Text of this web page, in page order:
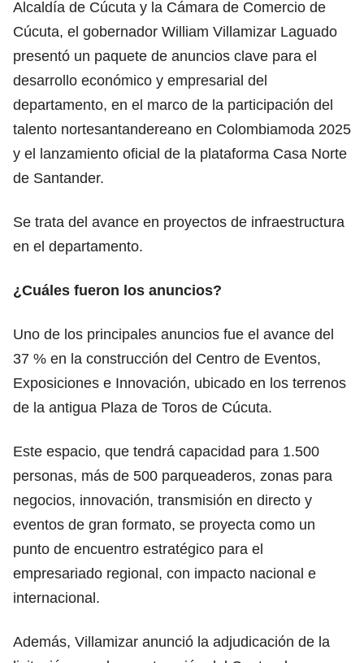
Alcaldía de Cúcuta y la Cámara de Comercio de
Cúcuta, el gobernador William Villamizar Laguado
presentó un paquete de anuncios clave para el
desarrollo económico y empresarial del
departamento, en el marco de la participación del
talento nortesantandereano en Colombiamoda 2025
y el lanzamiento oficial de la plataforma Casa Norte
de Santander.
Se trata del avance en proyectos de infraestructura
en el departamento.
¿Cuáles fueron los anuncios?
Uno de los principales anuncios fue el avance del
37 % en la construcción del Centro de Eventos,
Exposiciones e Innovación, ubicado en los terrenos
de la antigua Plaza de Toros de Cúcuta.
Este espacio, que tendrá capacidad para 1.500
personas, más de 500 parqueaderos, zonas para
negocios, innovación, transmisión en directo y
eventos de gran formato, se proyecta como un
punto de encuentro estratégico para el
empresariado regional, con impacto nacional e
internacional.
Además, Villamizar anunció la adjudicación de la